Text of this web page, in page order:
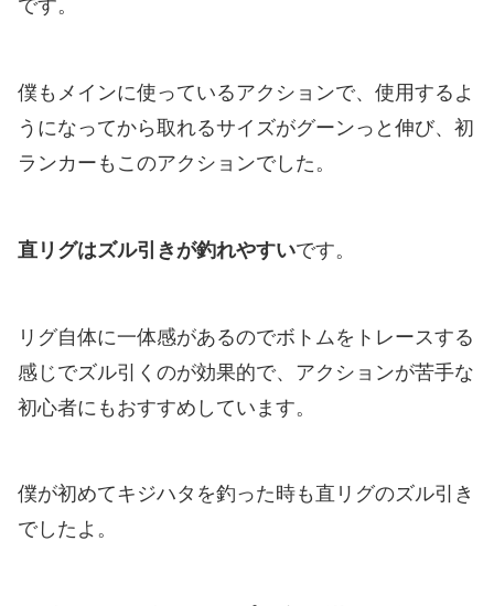
です。
僕もメインに使っているアクションで、使用するよ
うになってから取れるサイズがグーンっと伸び、初
ランカーもこのアクションでした。
直リグはズル引きが釣れやすいです。
リグ自体に一体感があるのでボトムをトレースする
感じでズル引くのが効果的で、アクションが苦手な
初心者にもおすすめしています。
僕が初めてキジハタを釣った時も直リグのズル引き
でしたよ。